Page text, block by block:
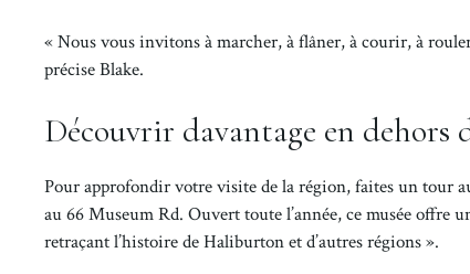
« Nous vous invitons à marcher, à flâner, à courir, à
précise Blake.
Découvrir davantage en dehors
Pour approfondir votre visite de la région, faites un tour
au 66 Museum Rd. Ouvert toute l’année, ce musée offre
retraçant l’histoire de Haliburton et d’autres régions ».